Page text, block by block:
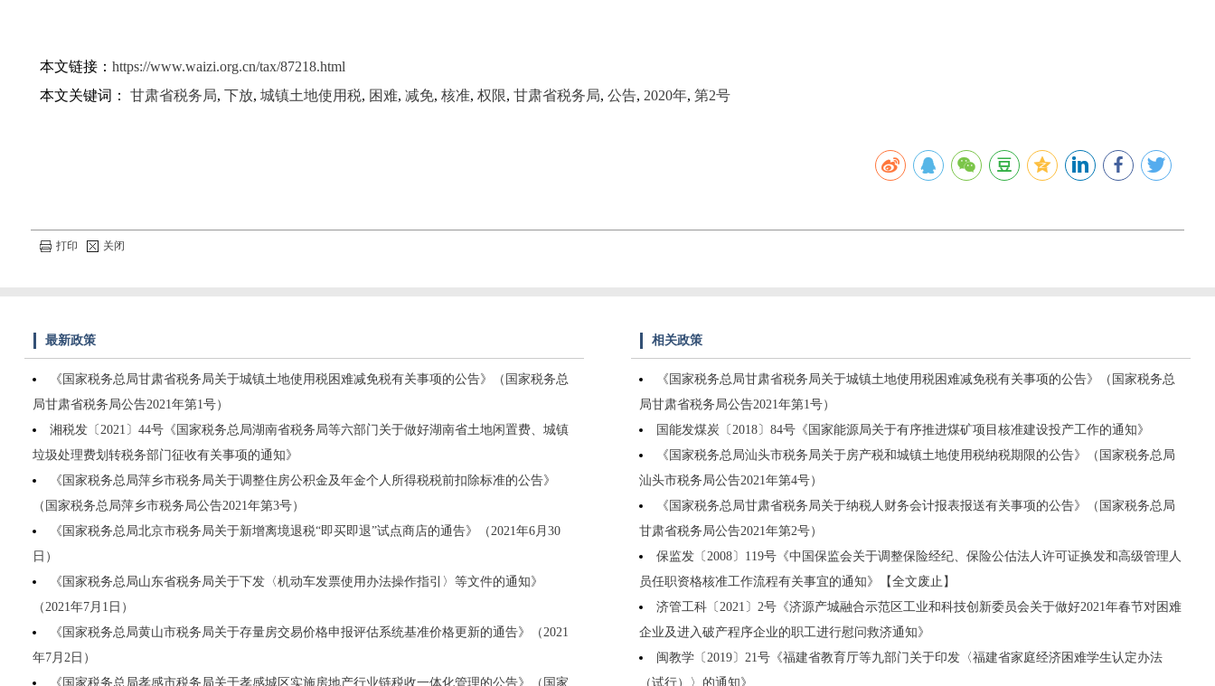
本文链接： https://www.waizi.org.cn/tax/87218.html
本文关键词： 甘肃省税务局, 下放, 城镇土地使用税, 困难, 减免, 核准, 权限, 甘肃省税务局, 公告, 2020年, 第2号
打印 关闭
最新政策
《国家税务总局甘肃省税务局关于城镇土地使用税困难减免税有关事项的公告》（国家税务总
局甘肃省税务局公告2021年第1号）
湘税发〔2021〕44号《国家税务总局湖南省税务局等六部门关于做好湖南省土地闲置费、城镇
垃圾处理费划转税务部门征收有关事项的通知》
《国家税务总局萍乡市税务局关于调整住房公积金及年金个人所得税税前扣除标准的公告》
（国家税务总局萍乡市税务局公告2021年第3号）
《国家税务总局北京市税务局关于新增离境退税“即买即退”试点商店的通告》（2021年6月30
日）
《国家税务总局山东省税务局关于下发〈机动车发票使用办法操作指引〉等文件的通知》
（2021年7月1日）
《国家税务总局黄山市税务局关于存量房交易价格申报评估系统基准价格更新的通告》（2021
年7月2日）
《国家税务总局孝感市税务局关于孝感城区实施房地产行业链税收一体化管理的公告》（国家
相关政策
《国家税务总局甘肃省税务局关于城镇土地使用税困难减免税有关事项的公告》（国家税务总
局甘肃省税务局公告2021年第1号）
国能发煤炭〔2018〕84号《国家能源局关于有序推进煤矿项目核准建设投产工作的通知》
《国家税务总局汕头市税务局关于房产税和城镇土地使用税纳税期限的公告》（国家税务总局
汕头市税务局公告2021年第4号）
《国家税务总局甘肃省税务局关于纳税人财务会计报表报送有关事项的公告》（国家税务总局
甘肃省税务局公告2021年第2号）
保监发〔2008〕119号《中国保监会关于调整保险经纪、保险公估法人许可证换发和高级管理人
员任职资格核准工作流程有关事宜的通知》【全文废止】
济管工科〔2021〕2号《济源产城融合示范区工业和科技创新委员会关于做好2021年春节对困难
企业及进入破产程序企业的职工进行慰问救济通知》
闽教学〔2019〕21号《福建省教育厅等九部门关于印发〈福建省家庭经济困难学生认定办法
（试行）〉的通知》